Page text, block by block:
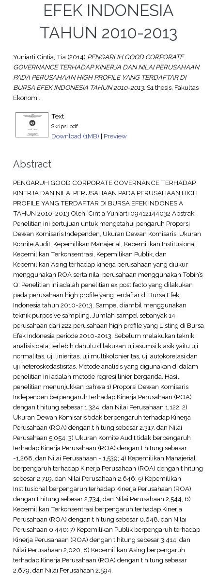
EFEK INDONESIA
TAHUN 2010-2013
Yuniarti Cintia, Tia(2014) PENGARUH GOOD CORPORATE
GOVERNANCE TERHADAP KINERJA DAN NILAI PERUSAHAAN
PADA PERUSAHAAN HIGH PROFILE YANG TERDAFTAR DI
BURSA EFEK INDONESIA TAHUN 2010-2013. S1 thesis, Fakultas
Ekonomi.
Text
Skripsi.pdf
Download (1MB) | Preview
Abstract
PENGARUH GOOD CORPORATE GOVERNANCE TERHADAP
KINERJA DAN NILAI PERUSAHAAN PADA PERUSAHAAN HIGH
PROFILE YANG TERDAFTAR DI BURSA EFEK INDONESIA
TAHUN 2010-2013 Oleh: Cintia Yuniarti 09412144032 Abstrak
Penelitian ini bertujuan untuk mengetahui pengaruh Proporsi
Dewan Komisaris Independen, Ukuran Dewan Komisaris, Ukuran
Komite Audit, Kepemilikan Manajerial, Kepemilikan Institusional,
Kepemilikan Terkonsentrasi, Kepemilikan Publik, dan
Kepemilikan Asing terhadap kinerja perusahaan yang diukur
menggunakan ROA serta nilai perusahaan menggunakan Tobin’s
Q. Penelitian ini adalah penelitian ex post facto yang dilakukan
pada perusahaan high profile yang terdaftar di Bursa Efek
Indonesia tahun 2010-2013. Sampel diambil menggunakan
teknik purposive sampling. Jumlah sampel sebanyak 14
perusahaan dari 222 perusahaan high profile yang Listing di Bursa
Efek Indonesia periode 2010-2013. Sebelum melakukan teknik
analisis data, terlebih dahulu dilakukan uji asumsi klasik yaitu uji
normalitas, uji linieritas, uji multikolonieritas, uji autokorelasi dan
uji heteroskedastisitas. Metode analisis yang digunakan di dalam
penelitian ini adalah metode regresi linier berganda. Hasil
penelitian menunjukkan bahwa 1) Proporsi Dewan Komisaris
Independen berpengaruh terhadap Kinerja Perusahaan (ROA)
dengan t hitung sebesar 1,324, dan Nilai Perusahaan 1,122; 2)
Ukuran Dewan Komisaris tidak berpengaruh terhadap Kinerja
Perusahaan (ROA) dengan t hitung sebesar 2,317, dan Nilai
Perusahaan 5,054; 3) Ukuran Komite Audit tidak berpengaruh
terhadap Kinerja Perusahaan (ROA) dengan t hitung sebesar
-1,268, dan Nilai Perusahaan - 1,539; 4) Kepemilikan Manajerial
berpengaruh terhadap Kinerja Perusahaan (ROA) dengan t hitung
sebesar 2,719, dan Nilai Perusahaan 2,646; 5) Kepemilikan
Institusional berpengaruh terhadap Kinerja Perusahaan (ROA)
dengan t hitung sebesar 2,734, dan Nilai Perusahaan 2,544; 6)
Kepemilikan Terkonsentrasi berpengaruh terhadap Kinerja
Perusahaan (ROA) dengan t hitung sebesar 0,648, dan Nilai
Perusahaan 0,440; 7) Kepemilikan Publik berpengaruh terhadap
Kinerja Perusahaan (ROA) dengan t hitung sebesar 3,414, dan
Nilai Perusahaan 2,020; 8) Kepemilikan Asing berpengaruh
terhadap Kinerja Perusahaan (ROA) dengan t hitung sebesar
2,679, dan Nilai Perusahaan 2,594.